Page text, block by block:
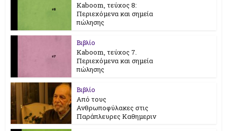
Kaboom, τεύχος 8:
Περιεχόμενα και σημεία
πώλησης
Βιβλίο
Kaboom, τεύχος 7.
Περιεχόμενα και σημεία
πώλησης
Βιβλίο
Από τους
Ανθρωποφύλακες στις
Παράπλευρες Καθημεριν